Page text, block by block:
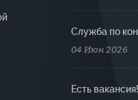
Cлужба по
04 Июн 2026
Есть вакансия!